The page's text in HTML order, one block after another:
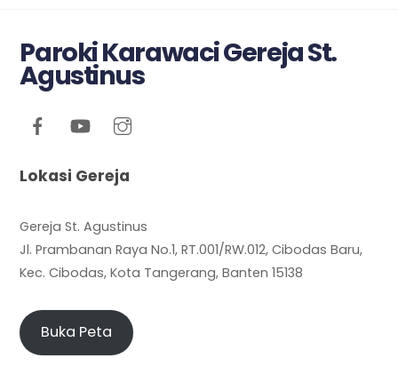
Paroki Karawaci Gereja St.
Agustinus
Lokasi Gereja
Gereja St. Agustinus
Jl. Prambanan Raya No.1, RT.001/RW.012, Cibodas Baru,
Kec. Cibodas, Kota Tangerang, Banten 15138
Buka Peta